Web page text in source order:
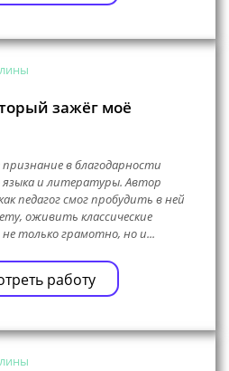
зажёг моё
в благодарности
языка и литературы. Автор
педагог смог пробудить в ней
оживить классические
только грамотно, но и...
работу